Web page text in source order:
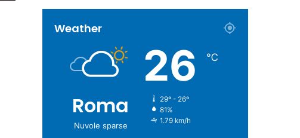
Weather
Roma
Nuvole sparse
26 ℃
29º - 26º
81%
1.79 km/h